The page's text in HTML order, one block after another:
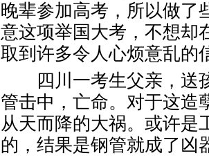
晚辈参加高考，所以做了
意这项举国大考，不想却
取到许多令人心烦意乱的
四川一考生父亲，送
管击中，亡命。对于这造
从天而降的大祸。或许是
的，结果是钢管就成了凶